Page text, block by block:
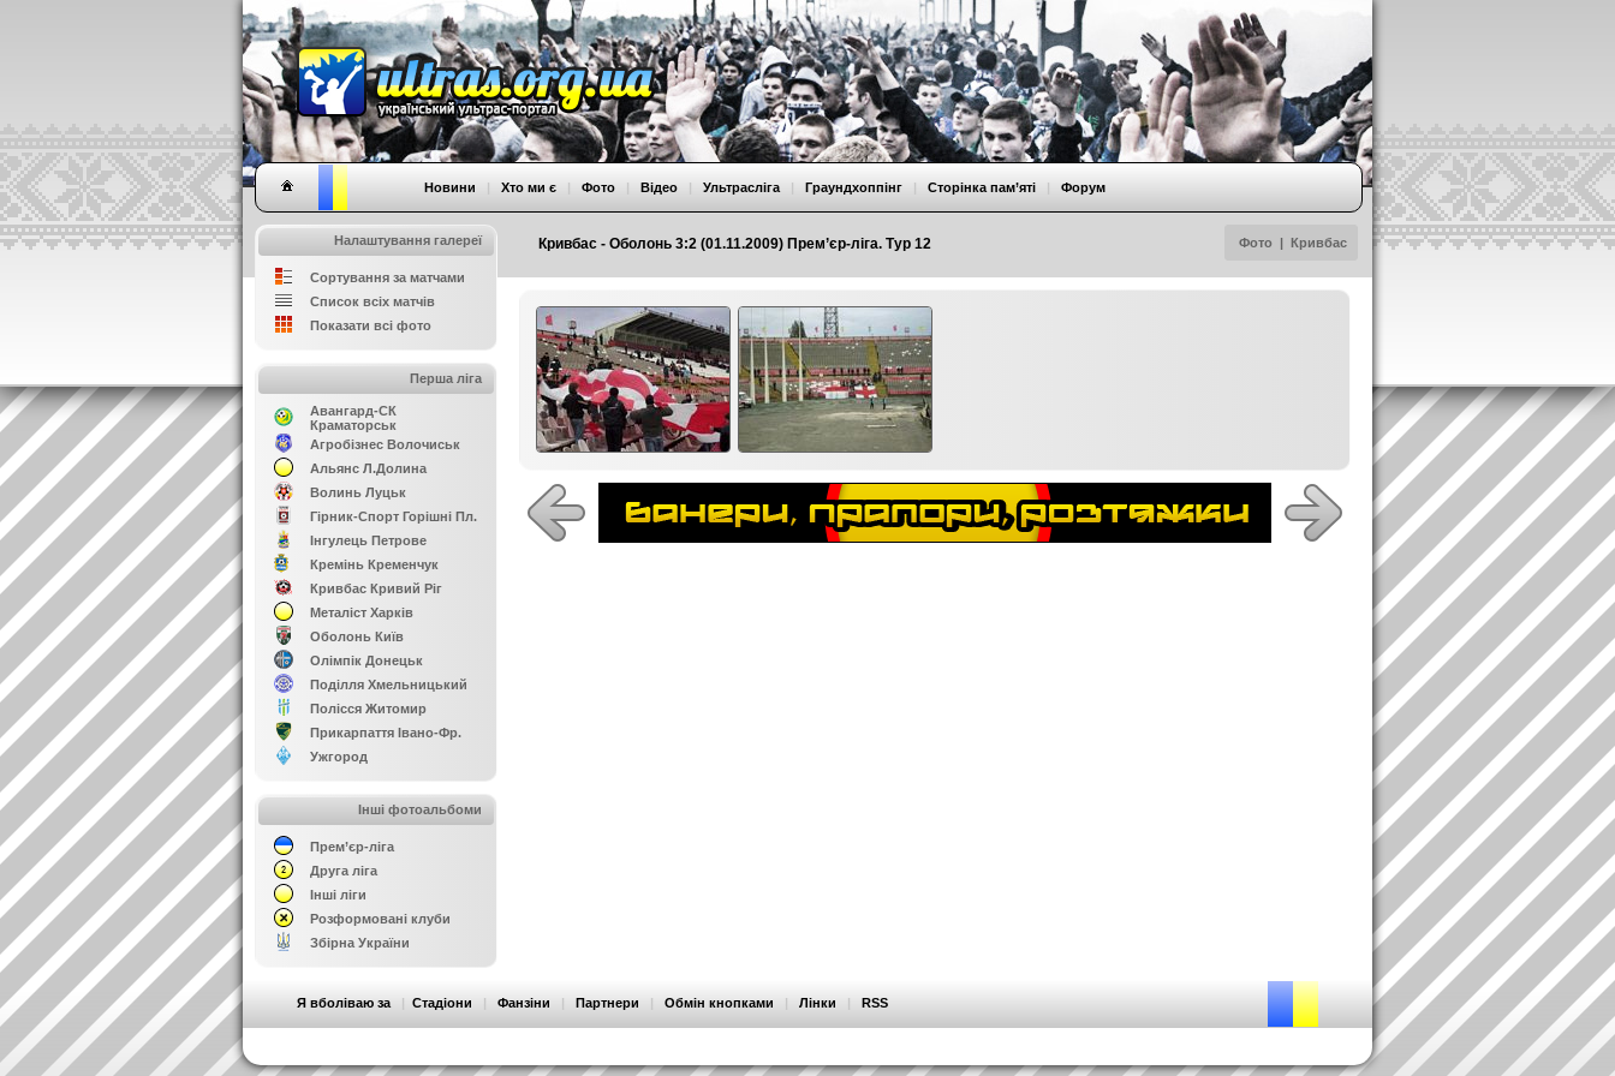
Кривбас - Оболонь 3:2 (01.11.2009) Прем’єр-ліга. Тур 12 Фото | Кривбас
Новини | Хто ми є | Фото | Відео | Ультрасліга | Граундхоппінг | Сторінка пам’яті | Форум
Налаштування галереї
Сортування за матчами
Список всіх матчів
Показати всі фото
Перша ліга
Авангард-СК
Краматорськ
Агробізнес Волочиськ
Альянс Л.Долина
Волинь Луцьк
Гірник-Спорт Горішні Пл.
Інгулець Петрове
Кремінь Кременчук
Кривбас Кривий Ріг
Металіст Харків
Оболонь Київ
Олімпік Донецьк
Поділля Хмельницький
Полісся Житомир
Прикарпаття Івано-Фр.
Ужгород
Інші фотоальбоми
Прем’єр-ліга
Друга ліга
Інші ліги
Розформовані клуби
Збірна України
Я вболіваю за | Стадіони | Фанзіни | Партнери | Обмін кнопками | Лінки | RSS